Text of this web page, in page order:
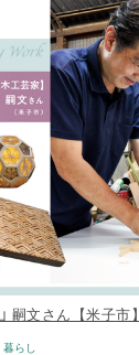
文さん【米子市】
暮らし